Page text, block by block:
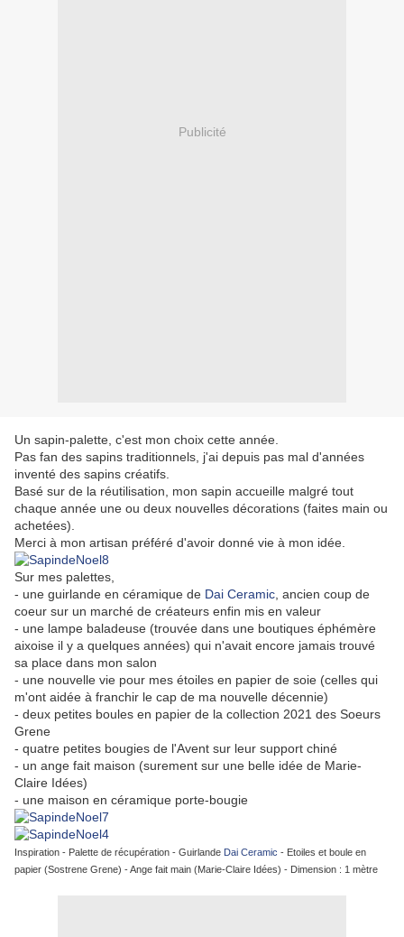
Publicité
Un sapin-palette, c'est mon choix cette année.
Pas fan des sapins traditionnels, j'ai depuis pas mal d'années
inventé des sapins créatifs.
Basé sur de la réutilisation, mon sapin accueille malgré tout
chaque année une ou deux nouvelles décorations (faites main ou
achetées).
Merci à mon artisan préféré d'avoir donné vie à mon idée.
Sur mes palettes,
- une guirlande en céramique de Dai Ceramic , ancien coup de
coeur sur un marché de créateurs enfin mis en valeur
- une lampe baladeuse (trouvée dans une boutiques éphémère
aixoise il y a quelques années) qui n'avait encore jamais trouvé
sa place dans mon salon
- une nouvelle vie pour mes étoiles en papier de soie (celles qui
m'ont aidée à franchir le cap de ma nouvelle décennie)
- deux petites boules en papier de la collection 2021 des Soeurs
Grene
- quatre petites bougies de l'Avent sur leur support chiné
- un ange fait maison (surement sur une belle idée de Marie-
Claire Idées)
- une maison en céramique porte-bougie
Inspiration - Palette de récupération - Guirlande Dai Ceramic - Etoiles et boule en
papier (Sostrene Grene) - Ange fait main (Marie-Claire Idées) - Dimension : 1 mètre